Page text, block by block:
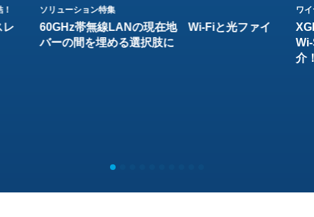
レ
ソリューション特集
60GHz帯無線LANの現在地 Wi-Fiと光ファイ
バーの間を埋める選択肢に
ワ
介